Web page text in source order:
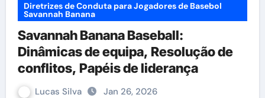
Diretrizes de Conduta para Jogadores de Basebol
Savannah Banana
Savannah Banana Baseball:
Dinâmicas de equipa, Resolução de
conflitos, Papéis de liderança
Lucas Silva Jan 26, 2026